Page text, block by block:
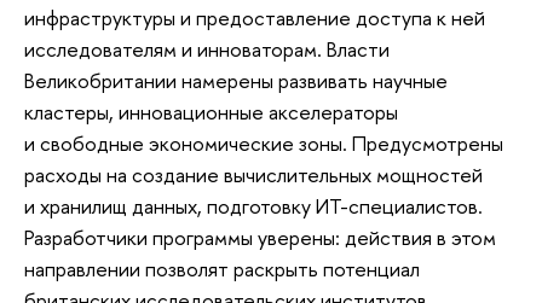
инфраструктуры и предоставление доступа к ней
исследователям и инноваторам. Власти
Великобритании намерены развивать научные
кластеры, инновационные акселераторы
и свободные экономические зоны. Предусмотрены
расходы на создание вычислительных мощностей
и хранилищ данных, подготовку ИТ-специалистов.
Разработчики программы уверены: действия в этом
направлении позволят раскрыть потенциал